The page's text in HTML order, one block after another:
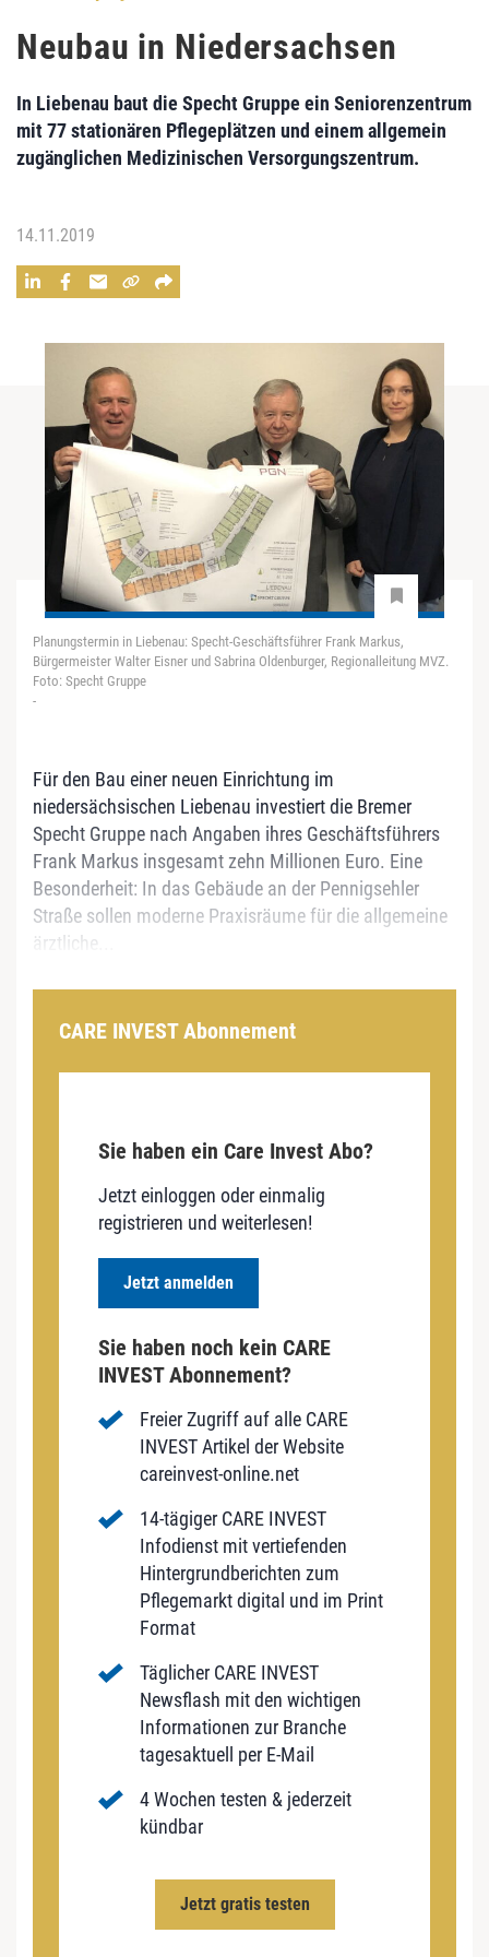
Neubau in Niedersachsen
In Liebenau baut die Specht Gruppe ein Seniorenzentrum
mit 77 stationären Pflegeplätzen und einem allgemein
zugänglichen Medizinischen Versorgungszentrum.
14.11.2019
Planungstermin in Liebenau: Specht-Geschäftsführer Frank Markus,
Bürgermeister Walter Eisner und Sabrina Oldenburger, Regionalleitung MVZ.
Foto: Specht Gruppe
-
Für den Bau einer neuen Einrichtung im
niedersächsischen Liebenau investiert die Bremer
Specht Gruppe nach Angaben ihres Geschäftsführers
Frank Markus insgesamt zehn Millionen Euro. Eine
Besonderheit: In das Gebäude an der Pennigsehler
Straße sollen moderne Praxisräume für die allgemeine
ärztliche...
CARE INVEST Abonnement
Sie haben ein Care Invest Abo?
Jetzt einloggen oder einmalig
registrieren und weiterlesen!
Jetzt anmelden
Sie haben noch kein CARE
INVEST Abonnement?
Freier Zugriff auf alle CARE
INVEST Artikel der Website
careinvest-online.net
14-tägiger CARE INVEST
Infodienst mit vertiefenden
Hintergrundberichten zum
Pflegemarkt digital und im Print
Format
Täglicher CARE INVEST
Newsflash mit den wichtigen
Informationen zur Branche
tagesaktuell per E-Mail
4 Wochen testen & jederzeit
kündbar
Jetzt gratis testen